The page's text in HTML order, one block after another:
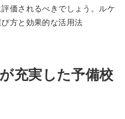
価されるべきでしょう。ルケ
方と効果的な活用法
充実した予備校